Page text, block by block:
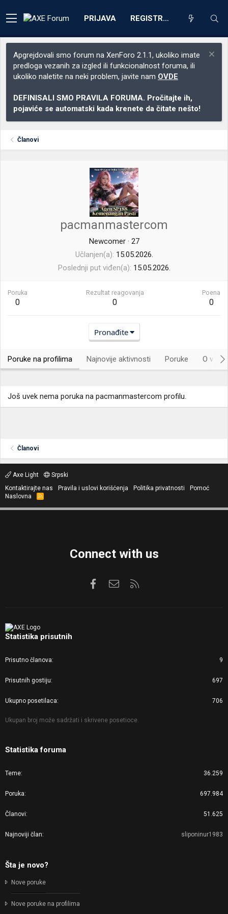
PRIJAVA REGISTRACIJA
Apgrejdovali smo forum na XenForo 2.1.1, ukoliko imate
predloga vezanih za izgled ili funkcionalnost foruma, ili
ukoliko naletite na neki problem, javite nam OVDE
DEFINISALI SMO PRAVILA FORUMA. Pročitajte ih,
pojaviće se automatski kada krenete da čitate nešto!
Članovi
pacmanmastercom
Newcomer · 27
Učlanjen(a) 15.05.2026.
Poslednji put viđen(a) 15.05.2026.
Poruka
0
Rezultat reagovanja
0
Poena
0
Pronađite
Poruke na profilima Najnovije aktivnosti Poruke O
Još uvek nema poruka na pacmanmastercom profilu.
Članovi
Axe Light
Srpski
Kontaktirajte nas
Pravila i uslovi korišćenja Politika privatnosti
Pomoć
Naslovna
R
S
Connect with us
FacebookKontaktirajte nas
Statistika prisutnih
Prisutno članova 9
Prisutnih gostiju 697
Ukupno posetilaca 706
Ukupan broj može sadržati i skrivene posetioce.
Statistika foruma
Teme 36.259
Poruka 697.984
Članovi 51.625
Najnoviji član sliponinur1983
Šta je novo?
Nove poruke
Nove poruke na profilima